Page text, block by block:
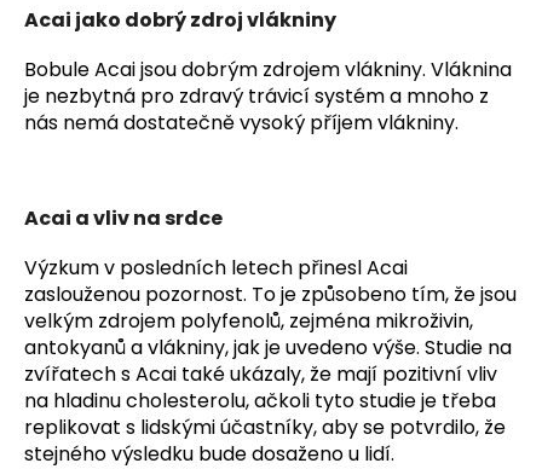
Acai jako dobrý zdroj vlákniny
Bobule Acai jsou dobrým zdrojem vlákniny. Vláknina
je nezbytná pro zdravý trávicí systém a mnoho z
nás nemá dostatečně vysoký příjem vlákniny.
Acai a vliv na srdce
Výzkum v posledních letech přinesl Acai
zaslouženou pozornost. To je způsobeno tím, že jsou
velkým zdrojem polyfenolů, zejména mikroživin,
antokyanů a vlákniny, jak je uvedeno výše. Studie na
zvířatech s Acai také ukázaly, že mají pozitivní vliv
na hladinu cholesterolu, ačkoli tyto studie je třeba
replikovat s lidskými účastníky, aby se potvrdilo, že
stejného výsledku bude dosaženo u lidí.